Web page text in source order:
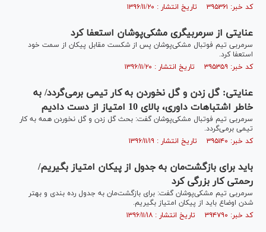
کد خبر: ۳۹۵۳۶۱ تاریخ انتشار : ۱۳۹۶/۱۱/۲۰
عنایتی از سرمربیگری مشکی‌پوشان استعفا کرد
سرمربی تیم فوتبال مشکی‌پوشان پس از شکست مقابل پیکان از سمت خود
استعفا کرد.
کد خبر: ۳۹۵۳۵۹ تاریخ انتشار : ۱۳۹۶/۱۱/۲۰
عنایتی: گل زدن و گل نخوردن به کار تیمی برمی‌گردد/ به
خاطر اشتباهات داوری، بالای 10 امتیاز از دست دادیم
سرمربی تیم فوتبال مشکی‌پوشان گفت: بحث گل زدن و گل نخوردن همه به کار
تیمی برمی‌گردد.
کد خبر: ۳۹۵۱۴۰ تاریخ انتشار : ۱۳۹۶/۱۱/۱۹
باید برای بازگشت‌مان به جدول از پیکان امتیاز بگیریم/
رحمتی کار بزرگی کرد
سرمربی تیم مشکی‌پوشان گفت: برای بازگشت‌مان به جدول رده بندی و بهتر
شدن اوضاع باید از پیکان امتیاز بگیریم.
کد خبر: ۳۹۴۷۹۰ تاریخ انتشار : ۱۳۹۶/۱۱/۱۸